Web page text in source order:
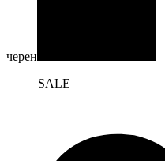
черен
SALE